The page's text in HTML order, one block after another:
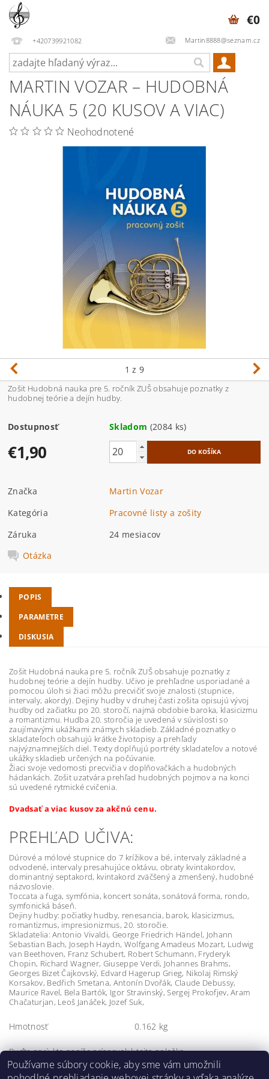
+420739921082 Martin8888@seznam.cz
€0
MARTIN VOZAR – HUDOBNÁ
NÁUKA 5 (20 KUSOV A VIAC)
Neohodnotené
1 z 9
Zošit Hudobná nauka pre 5. ročník ZUŠ obsahuje poznatky z
hudobnej teórie a dejín hudby.
Dostupnosť Skladom (2084 ks)
€1,90
Značka
Martin Vozar
Kategória
Pracovné listy a zošity
Záruka
24 mesiacov
Otázka
POPIS
PARAMETRE
DISKUSIA
Zošit Hudobná nauka pre 5. ročník ZUŠ obsahuje poznatky z
hudobnej teórie a dejín hudby. Učivo je prehľadne usporiadané a
pomocou úloh si žiaci môžu precvičiť svoje znalosti (stupnice,
intervaly, akordy). Dejiny hudby v druhej časti zošita opisujú vývoj
hudby od začiatku po 20. storočí, najmä obdobie baroka, klasicizmu
a romantizmu. Hudba 20. storočia je uvedená v súvislosti so
zaujímavými ukážkami známych skladieb. Základné poznatky o
skladateľoch obsahujú krátke životopisy a prehľady
najvýznamnejších diel. Texty doplňujú portréty skladateľov a notové
ukážky skladieb určených na počúvanie.
Žiaci svoje vedomosti precvičia v doplňovačkách a hudobných
hádankách. Zošit uzatvára prehľad hudobných pojmov a na konci
sú uvedené rytmické cvičenia.
Dvadsať a viac kusov za akčnú cenu.
PREHĽAD UČIVA:
Dúrové a mólové stupnice do 7 krížikov a bé, intervaly základné a
odvodené, intervaly presahujúce oktávu, obraty kvintakordov,
dominantný septakord, kvintakord zväčšený a zmenšený, hudobné
názvoslovie.
Toccata a fuga, symfónia, koncert sonáta, sonátová forma, rondo,
symfonická báseň.
Dejiny hudby: počiatky hudby, renesancia, barok, klasicizmus,
romantizmus, impresionizmus, 20. storočie.
Skladatelia: Antonio Vivaldi, George Friedrich Händel, Johann
Sebastian Bach, Joseph Haydn, Wolfgang Amadeus Mozart, Ludwig
van Beethoven, Franz Schubert, Robert Schumann, Fryderyk
Chopin, Richard Wagner, Giuseppe Verdi, Johannes Brahms,
Georges Bizet Čajkovský, Edvard Hagerup Grieg, Nikolaj Rimský
Korsakov, Bedřich Smetana, Antonín Dvořák, Claude Debussy,
Maurice Ravel, Bela Bartók, Igor Stravinský, Sergej Prokofjev, Aram
Chačaturjan, Leoš Janáček, Jozef Suk,
Hmotnosť 0.162 kg
Buďte prvý, kto napíše príspevok k tejto položke.
Pridať komentár
Používame súbory cookie, aby sme vám umožnili